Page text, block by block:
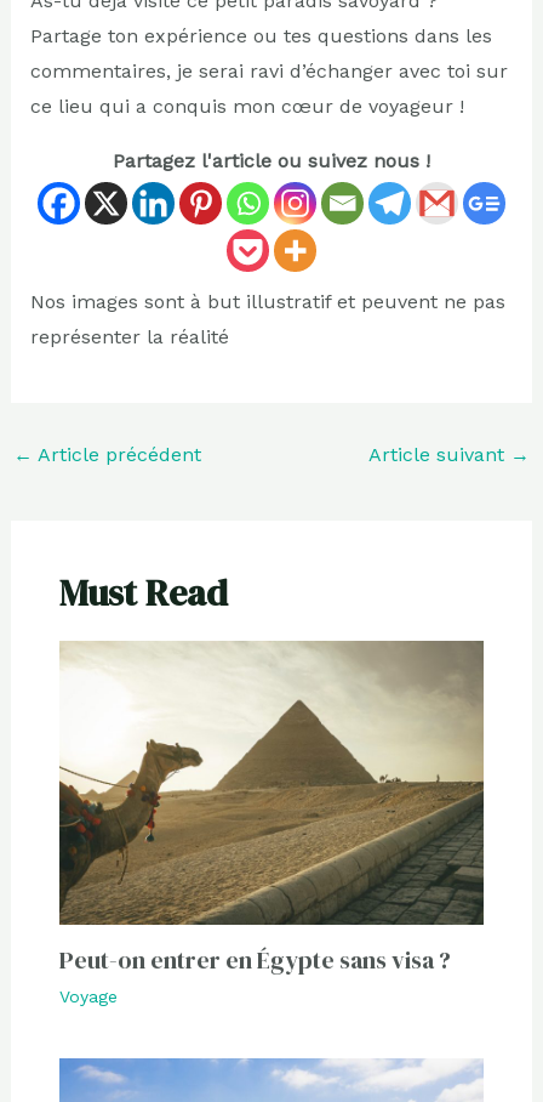
Partage ton expérience ou tes questions dans les
commentaires, je serai ravi d’échanger avec toi sur
ce lieu qui a conquis mon cœur de voyageur !
Partagez l'article ou suivez nous !
Nos images sont à but illustratif et peuvent ne pas
représenter la réalité
← Article précédent Article suivant →
Must Read
Peut-on entrer en Égypte sans visa ?
Voyage